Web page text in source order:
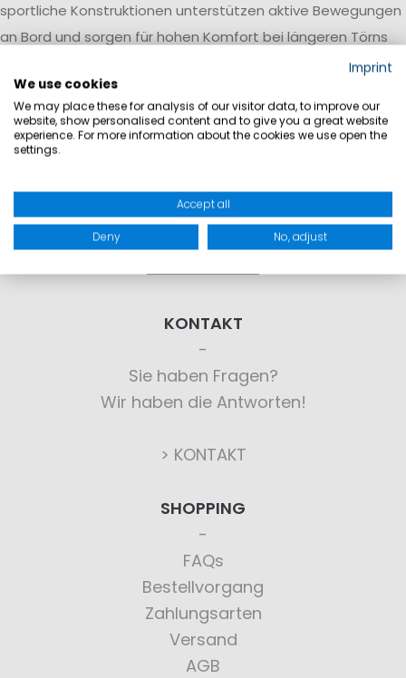
sportliche Konstruktionen unterstützen aktive Bewegungen
an Bord und sorgen für hohen Komfort bei längeren Törns
KONTAKT
Sie haben Fragen?
Wir haben die Antworten!
> KONTAKT
SHOPPING
FAQs
Bestellvorgang
Zahlungsarten
Versand
AGB
Imprint
We use cookies
We may place these for analysis of our visitor data, to improve our
website, show personalised content and to give you a great website
experience. For more information about the cookies we use open the
settings.
Accept all
Deny No, adjust